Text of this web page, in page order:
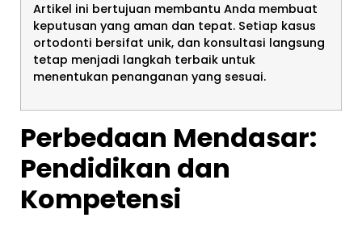
Artikel ini bertujuan membantu Anda membuat
keputusan yang aman dan tepat. Setiap kasus
ortodonti bersifat unik, dan konsultasi langsung
tetap menjadi langkah terbaik untuk
menentukan penanganan yang sesuai.
Perbedaan Mendasar:
Pendidikan dan
Kompetensi